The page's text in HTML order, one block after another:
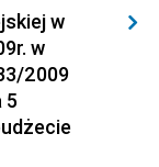
Polskiego
Policji
w
w
2009
5